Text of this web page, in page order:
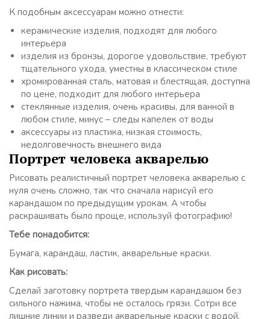
К подобным аксессуарам можно отнести:
керамические изделия, подходят для любого
интерьера
изделия из бронзы, дорогое удовольствие, требуют
тщательного ухода, уместны в классическом стиле
хромированная сталь, матовая и блестящая, доступна
по цене, подходит для любого интерьера
стеклянные изделия, очень красивы, для ванной в
любом стиле, минус – следы капелек от воды
аксессуары из пластика, низкая стоимость,
недолговечность внешнего вида
Портрет человека акварелью
Рисовать реалистичный портрет человека акварелью с
нуля очень сложно, так что сначала нарисуй его
карандашом по предыдущим урокам. А чтобы
раскрашивать было проще, используй фотографию!
Тебе понадобится:
Бумага, карандаш, ластик, акварельные краски.
Как рисовать:
Сделай заготовку портрета твердым карандашом без
сильного нажима, чтобы не осталось грязи. Сотри все
лишние линии и разведи акварельные краски с водой.